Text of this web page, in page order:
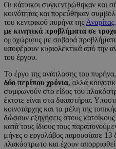
Οι κάτοικοι συγκεντρώθηκαν και
κοινότητας και πορεύθηκαν
του κεντρικού πυρήνα της Αναρίτας,
με κινητικά προβλήματα σε
ομοχώριους με σοβαρά
υποφέρουν κυριολεκτικά από την
του έργου.
Το έργο της ανάπλασης του
δύο περίπου χρόνια, αλλά
συμφωνούν στο είδος του
έκτοτε είναι στα δικαστήρια.
κοινοτάρχης και τα μέλη της
δώσουν εξηγήσεις στους
κατά τους ίδιους τους
μήνες ο εργολάβος παρουσίασε 13
πλακόστρωτο και έχουν